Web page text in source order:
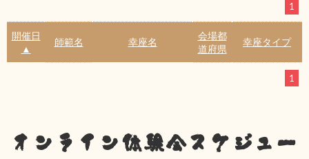
1
開催日
▲
師範名 幸座名
会場都
道府県
幸座タイプ
1
オンライン体験会スケジュー